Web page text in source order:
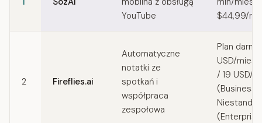
YouTube
$44,99/rok
2 Fireflies.ai
Automatyczne
notatki ze
spotkań i
współpraca
zespołowa
Plan
USD/
/ 19 USD/